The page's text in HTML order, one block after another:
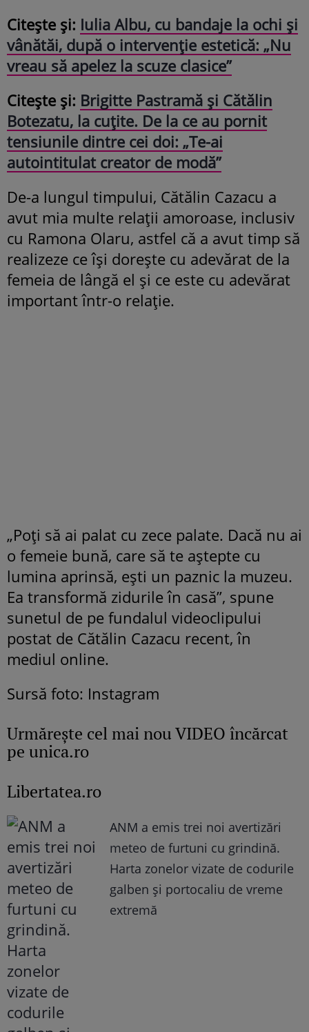
Citește și: Iulia Albu, cu bandaje la ochi și
vânătăi, după o intervenție estetică: „Nu
vreau să apelez la scuze clasice”
Citește și: Brigitte Pastramă și Cătălin
Botezatu, la cuțite. De la ce au pornit
tensiunile dintre cei doi: „Te-ai
autointitulat creator de modă”
De-a lungul timpului, Cătălin Cazacu a
avut mia multe relații amoroase, inclusiv
cu Ramona Olaru, astfel că a avut timp să
realizeze ce își dorește cu adevărat de la
femeia de lângă el și ce este cu adevărat
important într-o relație.
„Poți să ai palat cu zece palate. Dacă nu ai
o femeie bună, care să te aștepte cu
lumina aprinsă, ești un paznic la muzeu.
Ea transformă zidurile în casă”, spune
sunetul de pe fundalul videoclipului
postat de Cătălin Cazacu recent, în
mediul online.
Sursă foto: Instagram
Urmăreşte cel mai nou VIDEO încărcat
pe unica.ro
Libertatea.ro
ANM a emis trei noi avertizări
meteo de furtuni cu grindină.
Harta zonelor vizate de codurile
galben și portocaliu de vreme
extremă